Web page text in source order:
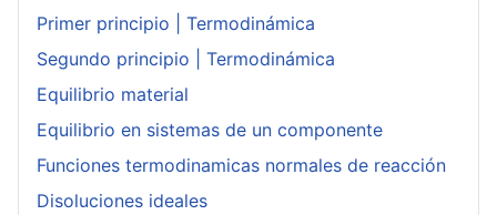
Primer principio | Termodinámica
Segundo principio | Termodinámica
Equilibrio material
Equilibrio en sistemas de un componente
Funciones termodinamicas normales de reacción
Disoluciones ideales